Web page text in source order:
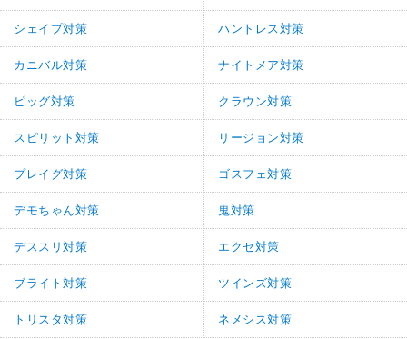
シェイプ対策 ハントレス対策
カニバル対策 ナイトメア対策
ピッグ対策 クラウン対策
スピリット対策 リージョン対策
プレイグ対策 ゴスフェ対策
デモちゃん対策 鬼対策
デススリ対策 エクセ対策
ブライト対策 ツインズ対策
トリスタ対策 ネメシス対策